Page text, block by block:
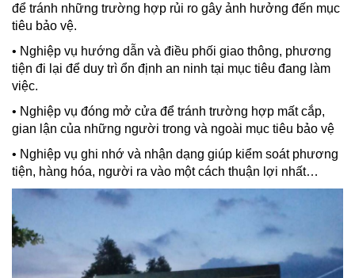
để tránh những trường hợp rủi ro gây ảnh hưởng đến mục
tiêu bảo vệ.
• Nghiệp vụ hướng dẫn và điều phối giao thông, phương
tiện đi lại để duy trì ổn định an ninh tại mục tiêu đang làm
việc.
• Nghiệp vụ đóng mở cửa để tránh trường hợp mất cắp,
gian lận của những người trong và ngoài mục tiêu bảo vệ
• Nghiệp vụ ghi nhớ và nhận dạng giúp kiểm soát phương
tiện, hàng hóa, người ra vào một cách thuận lợi nhất…